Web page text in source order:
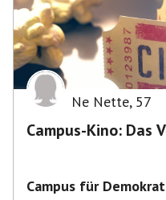
Ne Nette, 57
Campus-Kino: Das
Campus für